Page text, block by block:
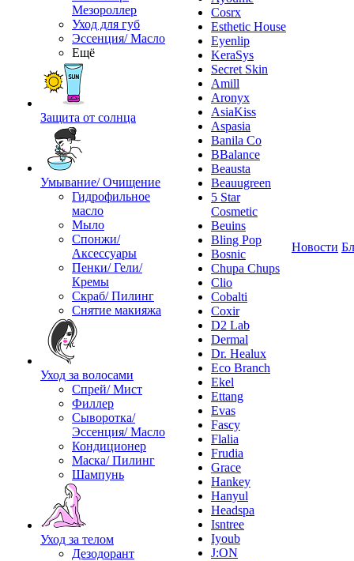
Мезороллер
Уход для губ
Эссенция/ Масло
Ещё
Защита от солнца
Умывание/ Очищение
Гидрофильное
масло
Мыло
Спонжи/
Аксессуары
Пенки/ Гели/
Кремы
Скраб/ Пилинг
Снятие макияжа
Уход за волосами
Спрей/ Мист
Филлер
Сыворотка/
Эссенция/ Масло
Кондиционер
Маска/ Пилинг
Шампунь
Уход за телом
Дезодорант
Cosrx
Esthetic House
Eyenlip
KeraSys
Secret Skin
Amill
Aronyx
AsiaKiss
Aspasia
Banila Co
BBalance
Beausta
Beauugreen
5 Star
Cosmetic
Beuins
Bling Pop
Bosnic
Chupa Chups
Clio
Cobalti
Coxir
D2 Lab
Dermal
Dr. Healux
Eco Branch
Ekel
Ettang
Evas
Fascy
Flalia
Frudia
Grace
Hankey
Hanyul
Headspa
Isntree
Iyoub
J:ON
Новости